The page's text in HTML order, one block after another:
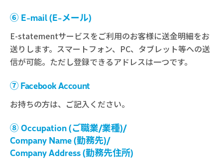
⑥ E-mail (E-メール)
E-statementサービスをご利用のお客様に送金明細をお
送りします。スマートフォン、PC、タブレット等への送
信が可能。ただし登録できるアドレスは一つです。
⑦ Facebook Account
お持ちの方は、ご記入ください。
⑧ Occupation (ご職業/業種)/
Company Name (勤務先)/
Company Address (勤務先住所)